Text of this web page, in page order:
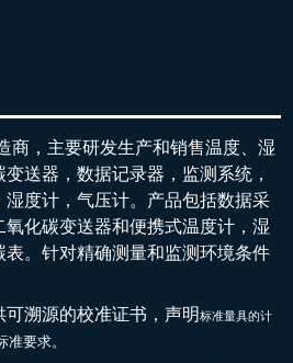
商，主要研发生产和销售温度、湿
送器，数据记录器，监测系统，
度计，气压计。产品包括数据采
化碳变送器和便携式温度计，湿
。针对精确测量和监测环境条件
溯源的校准证书，声明标准量具的计
要求。